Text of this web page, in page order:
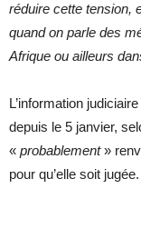
réduire cette tension,
quand on parle des
Afrique ou ailleurs
L’information
depuis le 5 janvier,
« probablement»
pour qu’elle soit jugée.